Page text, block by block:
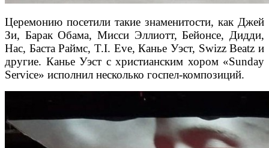
Церемонию посетили такие знаменитости, как Джей
Зи, Барак Обама, Мисси Эллиотт, Бейонсе, Дидди,
Нас, Баста Раймс, T.I. Eve, Канье Уэст, Swizz Beatz и
другие. Канье Уэст с христианским хором «Sunday
Service» исполнил несколько госпел-композиций.